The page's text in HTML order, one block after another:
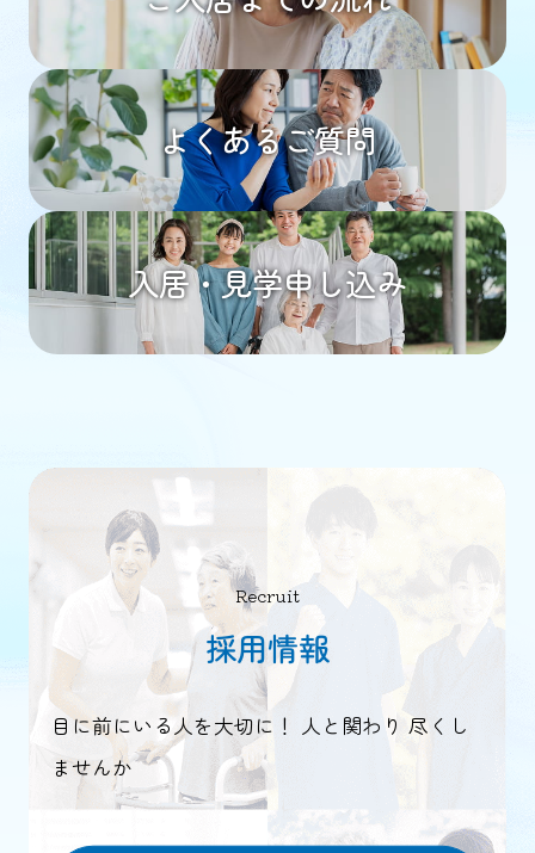
よくあるご質問
入居・見学申し込み
Recruit
採用情報
目に前にいる人を大切に！ 人と関わり 尽くし
ませんか